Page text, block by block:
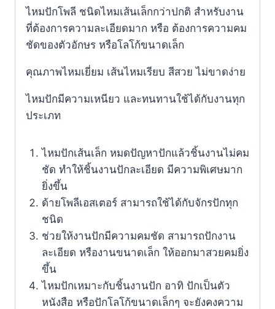
ไหมปักโพลี ชนิดไหมเส้นเล็กกว่าปกติ สำหรับงาน
ที่ต้องการความละเอียดมาก หรือ ต้องการความคม
ชัดของตัวอักษร หรือโลโก้ขนาดเล็ก
คุณภาพไหมเยี่ยม เส้นไหมเรียบ สีสวย ไม่ขาดง่าย
ไหมปักมีความเหนียว และทนทานใช้ได้กับงานทุก
ประเภท
ไหมปักเส้นเล็ก หมดปัญหาปักแล้วชิ้นงานไม่คม
ชัด ทำให้ชิ้นงานปักละเอียด มีความพิเศษมาก
ยิ่งขึ้น
ด้ายโพลีเอสเตอร์ สามารถใช้ได้กับจักรปักทุก
ชนิด
ช่วยให้งานปักมีความคมชัด สามารถปักงาน
ละเอียด หรืองานขนาดเล็ก ให้ออกมาสวยคมยิ่ง
ขึ้น
ไหมปักเหมาะกับชิ้นงานปัก อาทิ ปักเป็นตัว
หนังสือ หรือปักโลโก้ขนาดเล็กๆ จะยังคงความ